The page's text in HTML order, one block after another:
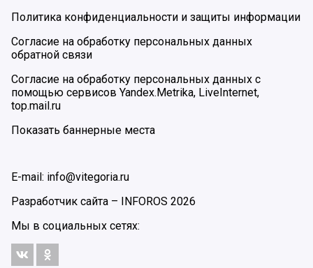
Политика конфиденциальности и защиты информации
Согласие на обработку персональных данных
обратной связи
Согласие на обработку персональных данных с
помощью сервисов Yandex.Metrika, LiveInternet,
top.mail.ru
Показать баннерные места
E-mail: info@vitegoria.ru
Разработчик сайта – INFOROS 2026
Мы в социальных сетях: